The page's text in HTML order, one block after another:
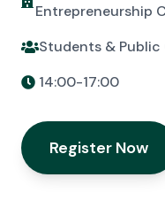
Entrepreneurship
Students &
14:00-17:00
Register Now